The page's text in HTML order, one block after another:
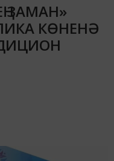
ЗАМАН»
КӨНЕНӘ